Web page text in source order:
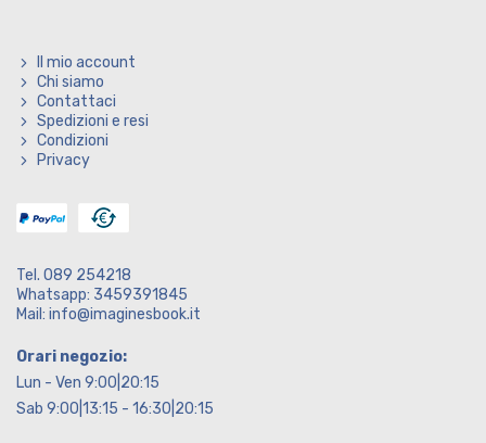
Il mio account
Chi siamo
Contattaci
Spedizioni e resi
Condizioni
Privacy
Tel. 089 254218
Whatsapp: 3459391845
Mail: info@imaginesbook.it
Orari negozio:
Lun - Ven 9:00|20:15
Sab 9:00|13:15 - 16:30|20:15